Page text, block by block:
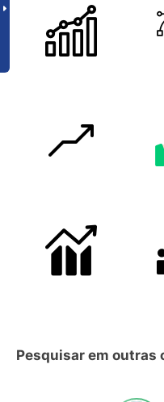
Pesquisar em outras